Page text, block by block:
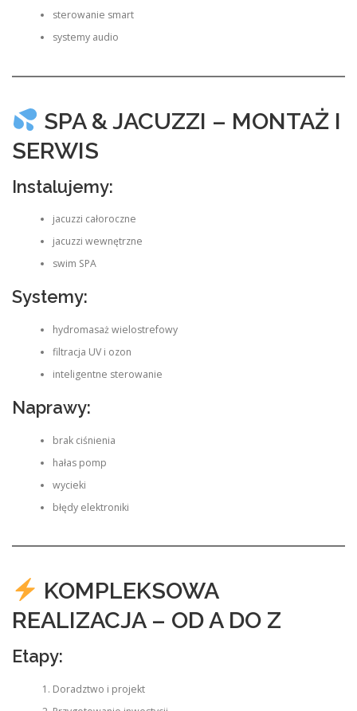
sterowanie smart
systemy audio
SPA & JACUZZI – MONTAŻ I
SERWIS
Instalujemy:
jacuzzi całoroczne
jacuzzi wewnętrzne
swim SPA
Systemy:
hydromasaż wielostrefowy
filtracja UV i ozon
inteligentne sterowanie
Naprawy:
brak ciśnienia
hałas pomp
wycieki
błędy elektroniki
KOMPLEKSOWA
REALIZACJA – OD A DO Z
Etapy:
Doradztwo i projekt